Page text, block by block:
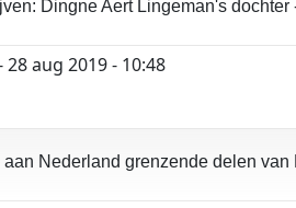
Dingne Aert Lingeman's
28 aug 2019 - 10:48
aan Nederland grenzende delen